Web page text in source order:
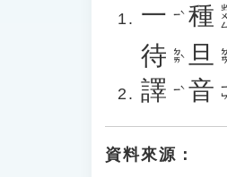
一 ㄧˋ 種 ㄓ
待 ㄉㄞˋ 旦 ㄉ
譯
ㄧˋ 音 ㄧㄣ
資料來源：